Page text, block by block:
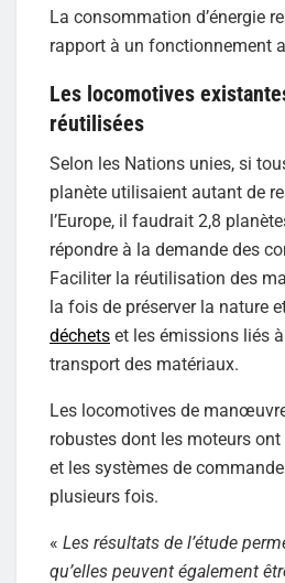
La consommation d’énergie
rapport à un fonctionnement
Les locomotives
réutilisées
Selon les Nations unies, si
planète utilisaient autant de
l’Europe, il faudrait 2,8
répondre à la demande des
Faciliter la réutilisation des
la fois de préserver la nature
déchets et les émissions liés
transport des matériaux.
Les locomotives de
robustes dont les moteurs
et les systèmes de
plusieurs fois.
« Les résultats de l’étude
qu’elles peuvent également